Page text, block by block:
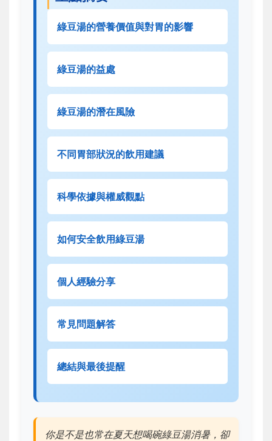
綠豆湯的營養價值與對胃的影響
綠豆湯的益處
綠豆湯的潛在風險
不同胃部狀況的飲用建議
科學依據與權威觀點
如何安全飲用綠豆湯
個人經驗分享
常見問題解答
總結與最後提醒
你是不是也常在夏天想喝碗綠豆湯消暑，卻